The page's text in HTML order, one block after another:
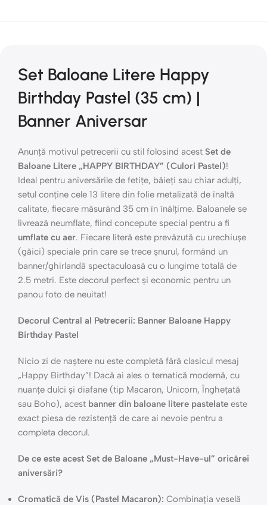
Set Baloane Litere Happy
Birthday Pastel (35 cm) |
Banner Aniversar
Anunță motivul petrecerii cu stil folosind acest Set de
Baloane Litere „HAPPY BIRTHDAY” (Culori Pastel)!
Ideal pentru aniversările de fetițe, băieți sau chiar adulți,
setul conține cele 13 litere din folie metalizată de înaltă
calitate, fiecare măsurând 35 cm în înălțime. Baloanele se
livrează neumflate, fiind concepute special pentru a fi
umflate cu aer. Fiecare literă este prevăzută cu urechiușe
(găici) speciale prin care se trece șnurul, formând un
banner/ghirlandă spectaculoasă cu o lungime totală de
2.5 metri. Este decorul perfect și economic pentru un
panou foto de neuitat!
Decorul Central al Petrecerii: Banner Baloane Happy
Birthday Pastel
Nicio zi de naștere nu este completă fără clasicul mesaj
„Happy Birthday”! Dacă ai ales o tematică modernă, cu
nuanțe dulci și diafane (tip Macaron, Unicorn, Înghețată
sau Boho), acest banner din baloane litere pastelate este
exact piesa de rezistență de care ai nevoie pentru a
completa decorul.
De ce este acest Set de Baloane „Must-Have-ul” oricărei
aniversări?
Cromatică de Vis (Pastel Macaron): Combinația veselă